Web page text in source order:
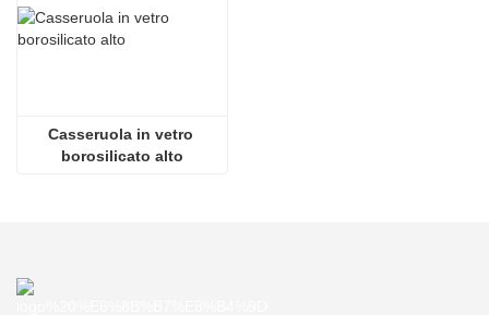
Casseruola in vetro
borosilicato alto